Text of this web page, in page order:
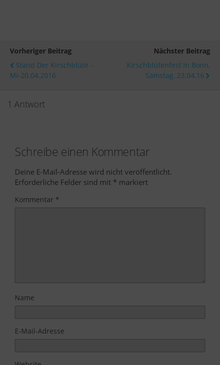
Vorheriger Beitrag
Stand Der Kirschblüte -
Mi-20.04.2016
Nächster Beitrag
Kirschblütenfest In Bonn,
Samstag, 23.04.16
1 Antwort
Schreibe einen Kommentar
Deine E-Mail-Adresse wird nicht veröffentlicht.
Erforderliche Felder sind mit * markiert
Kommentar *
Name
E-Mail-Adresse